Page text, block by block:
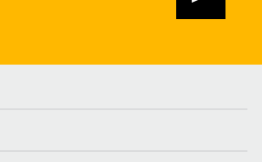
发送